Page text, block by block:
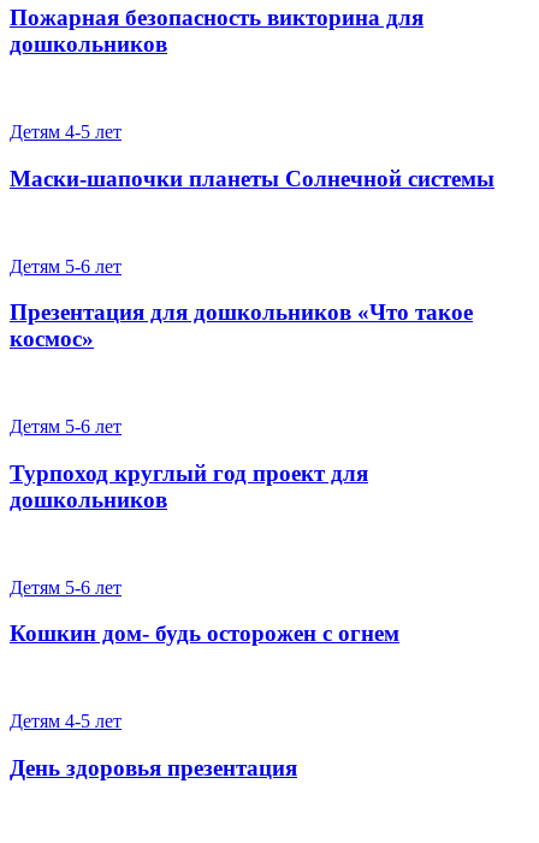
Пожарная безопасность викторина для
дошкольников
Детям 4-5 лет
Маски-шапочки планеты Солнечной системы
Детям 5-6 лет
Презентация для дошкольников «Что такое
космос»
Детям 5-6 лет
Турпоход круглый год проект для
дошкольников
Детям 5-6 лет
Кошкин дом- будь осторожен с огнем
Детям 4-5 лет
День здоровья презентация